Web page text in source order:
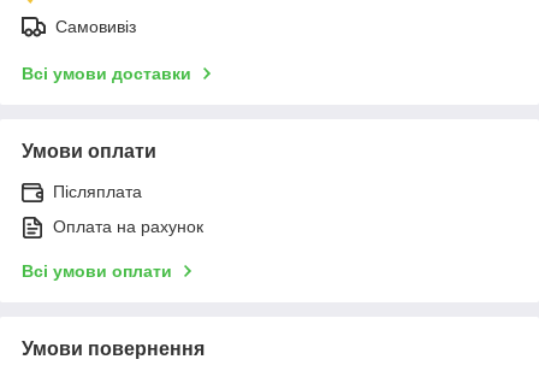
Самовивіз
Всі умови доставки
Умови оплати
Післяплата
Оплата на рахунок
Всі умови оплати
Умови повернення